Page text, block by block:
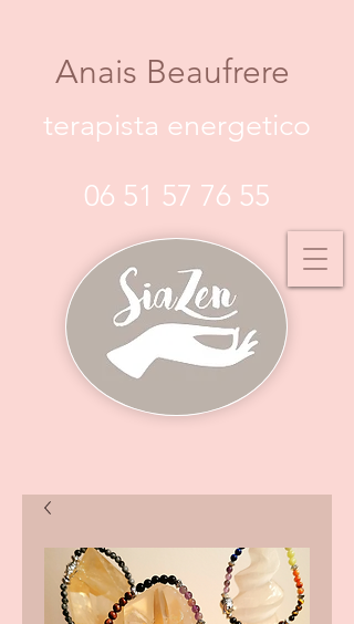
Anais Beaufrere
terapista energetico
06 51 57 76 55